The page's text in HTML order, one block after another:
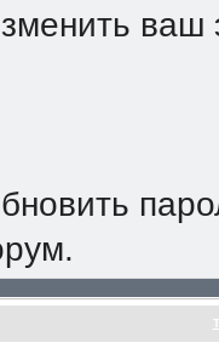
ваш